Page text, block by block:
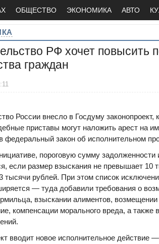
ОБЩЕСТВО ЭКОНОМИКА АВТО
РФ хочет повысить
граждан
России внесло в Госдуму
приставы могут наложить арест на
федеральный закон об исполнительном
пороговую сумму
если размер взыскания не превышает 10
тысячи рублей. При этом список
— туда добавили требования о
взыскании алиментов,
компенсации морального вреда, а
вводит новое исполнительное действие